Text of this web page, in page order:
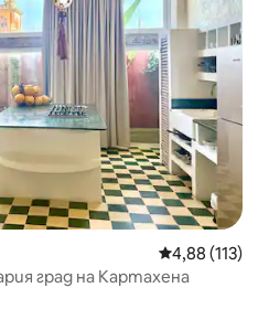
Средна
4,88 (113)
град на Картахена